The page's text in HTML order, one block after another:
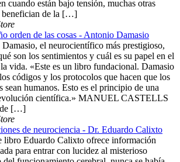
cuando están bajo tensión, muchas otras
benefician de la […]
orden de las cosas - Antonio Damasio
el neurocientífico más prestigioso,
son los sentimientos y cuál es su papel en el
vida. «Este es un libro fundacional. Damasio
códigos y los protocolos que hacen que los
sean humanos. Esto es el principio de una
científica.» MANUEL CASTELLS
[…]
de neurociencia - Dr. Eduardo Calixto
libro Eduardo Calixto ofrece información
para entrar con lucidez al misterioso